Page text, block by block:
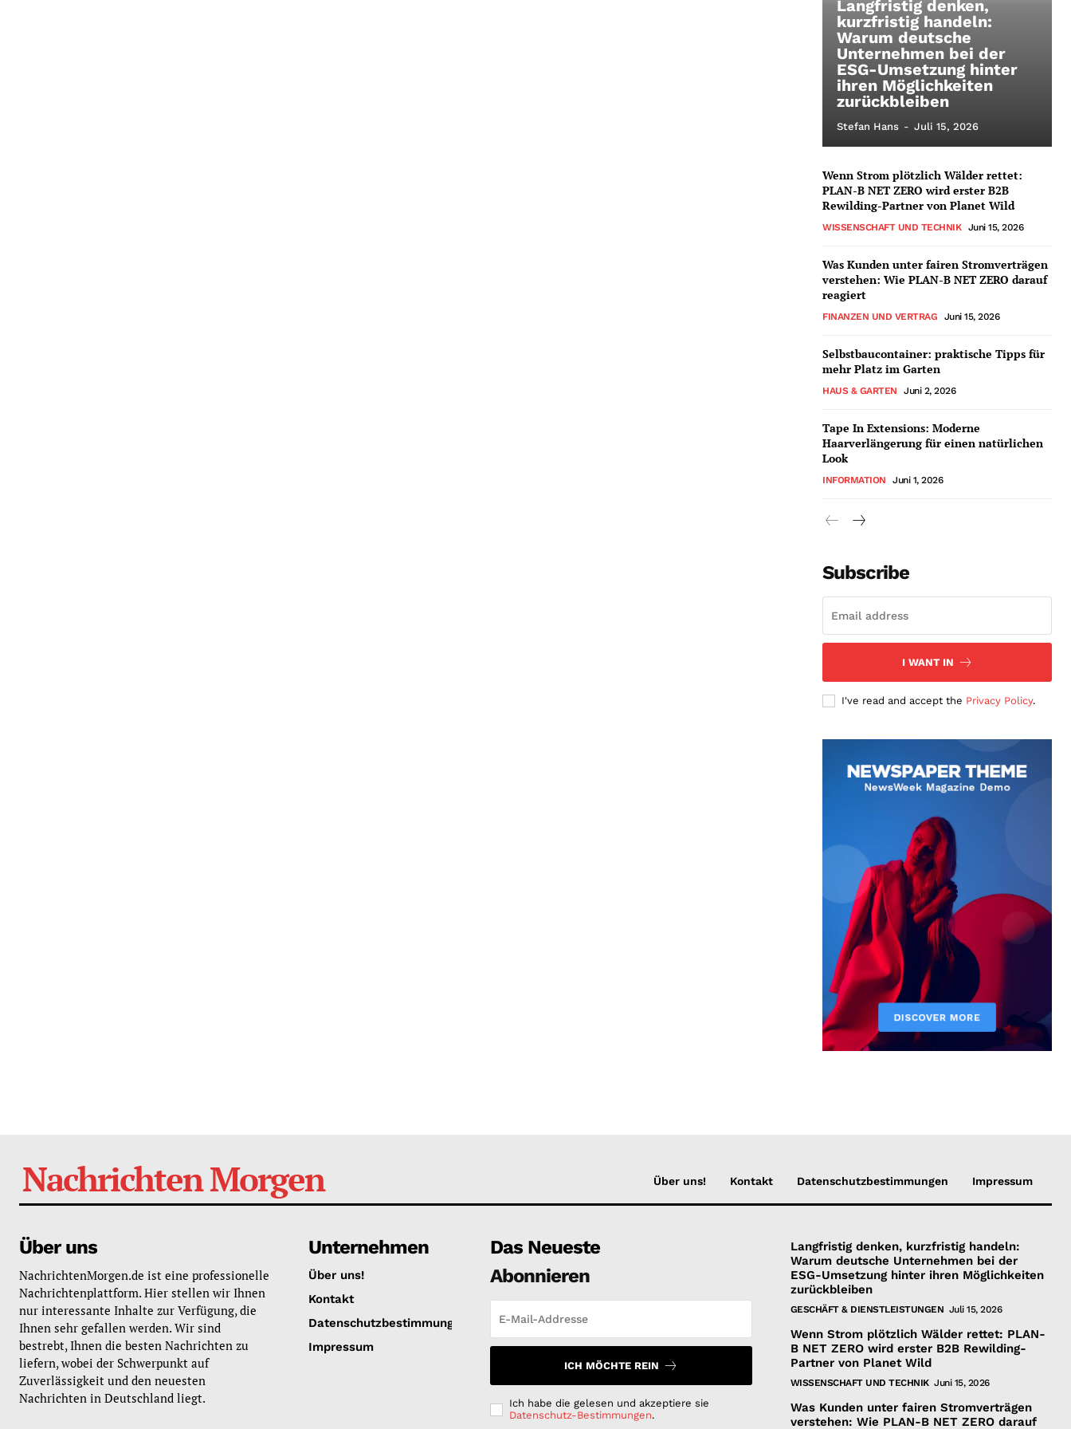
Langfristig denken,
kurzfristig handeln:
Warum deutsche
Unternehmen bei der
ESG-Umsetzung hinter
ihren Möglichkeiten
zurückbleiben
Stefan Hans - Juli 15, 2026
Wenn Strom plötzlich Wälder rettet:
PLAN-B NET ZERO wird erster B2B
Rewilding-Partner von Planet Wild
WISSENSCHAFT UND TECHNIK Juni 15, 2026
Was Kunden unter fairen Stromverträgen
verstehen: Wie PLAN-B NET ZERO darauf
reagiert
FINANZEN UND VERTRAG Juni 15, 2026
Selbstbaucontainer: praktische Tipps für
mehr Platz im Garten
HAUS & GARTEN Juni 2, 2026
Tape In Extensions: Moderne
Haarverlängerung für einen natürlichen
Look
INFORMATION Juni 1, 2026
Subscribe
I WANT IN
I've read and accept the Privacy Policy.
Nachrichten Morgen Über uns! Kontakt Datenschutzbestimmungen Impressum
Über uns
NachrichtenMorgen.de ist eine professionelle
Nachrichtenplattform. Hier stellen wir Ihnen
nur interessante Inhalte zur Verfügung, die
Ihnen sehr gefallen werden. Wir sind
bestrebt, Ihnen die besten Nachrichten zu
liefern, wobei der Schwerpunkt auf
Zuverlässigkeit und den neuesten
Nachrichten in Deutschland liegt.
Unternehmen
Über uns!
Kontakt
Datenschutzbestimmungen
Impressum
Das Neueste
Abonnieren
ICH MÖCHTE REIN
Ich habe die gelesen und akzeptiere sie
Datenschutz-Bestimmungen.
Langfristig denken, kurzfristig handeln:
Warum deutsche Unternehmen bei der
ESG-Umsetzung hinter ihren Möglichkeiten
zurückbleiben
GESCHÄFT & DIENSTLEISTUNGEN Juli 15, 2026
Wenn Strom plötzlich Wälder rettet: PLAN-
B NET ZERO wird erster B2B Rewilding-
Partner von Planet Wild
WISSENSCHAFT UND TECHNIK Juni 15, 2026
Was Kunden unter fairen Stromverträgen
verstehen: Wie PLAN-B NET ZERO darauf